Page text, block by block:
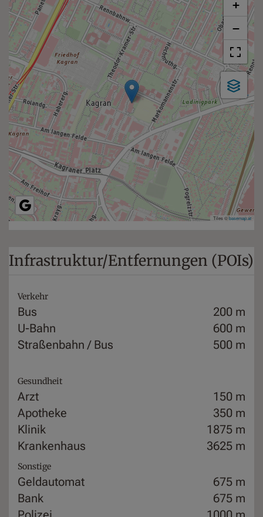
+
−
Tiles ©basemap.at
Infrastruktur/Entfernungen (POIs)
Verkehr
Bus
200 m
U-Bahn
600 m
Straßenbahn / Bus
500 m
Gesundheit
Arzt
150 m
Apotheke
350 m
Klinik
1875 m
Krankenhaus
3625 m
Sonstige
Geldautomat
675 m
Bank
675 m